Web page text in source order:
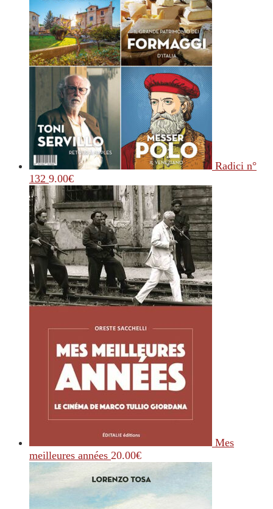
Radici n°
132 9.00€
Mes
meilleures années 20.00€